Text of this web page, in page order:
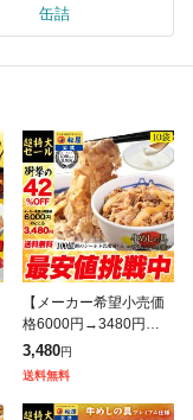
缶詰
【メーカー希望小売価
格6000円→3480円】
松屋 乳酸菌入り牛めし
の具(プレミアム仕様)1
つや
3,480円
送料無料